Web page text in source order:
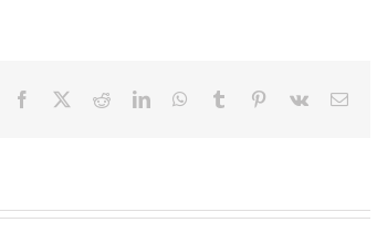
Facebook RedditLinkedInWhatsApp
Tumblr Pinterest
Vk